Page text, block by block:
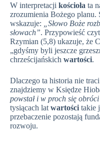
W interpretacji kościoła ta
zrozumienia Bożego
wskazuje:
„Słowo Boże
słowach”. Przypowieść
Rzymian (5,8) ukazuje, że
„gdyśmy byli jeszcze
chrześcijańskich wartości.
Dlaczego ta historia nie
znajdziemy w Księdze
powstał i w proch się
tysiącach lat wartości takie
przebaczenie pozostają
rozwoju.